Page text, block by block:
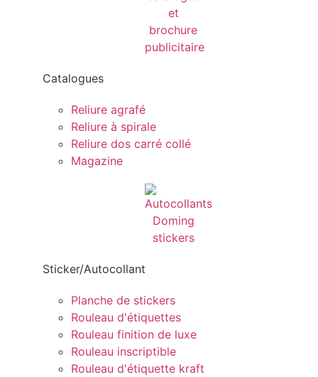
Catalogues
Reliure agrafé
Reliure à spirale
Reliure dos carré collé
Magazine
Sticker/Autocollant
Planche de stickers
Rouleau d'étiquettes
Rouleau finition de luxe
Rouleau inscriptible
Rouleau d'étiquette kraft